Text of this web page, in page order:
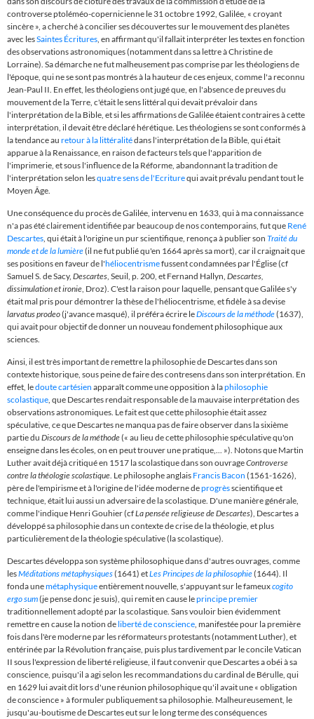
controverse ptoléméo-copernicienne le 31 octobre 1992, Galilée, « croyant
sincère », a cherché à concilier ses découvertes sur le mouvement des planètes
avec lesSaintes Écritures, en affirmant qu'il fallait interpréter les textes en fonction
des observations astronomiques (notamment dans sa lettre à Christine de
Lorraine). Sa démarche ne fut malheusement pas comprise par les théologiens de
l'époque, qui ne se sont pas montrés à la hauteur de ces enjeux, comme l'a reconnu
Jean-Paul II. En effet, les théologiens ont jugé que, en l'absence de preuves du
mouvement de la Terre, c'était le sens littéral qui devait prévaloir dans
l'interprétation de la Bible, et si les affirmations de Galilée étaient contraires à cette
interprétation, il devait être déclaré hérétique. Les théologiens se sont conformés à
la tendance au retour à la littéralitédans l'interprétation de la Bible, qui était
apparue à la Renaissance, en raison de facteurs tels que l'apparition de
l'imprimerie, et sous l'influence de la Réforme, abandonnant la tradition de
l'interprétation selon lesquatre sens de l'Ecriturequi avait prévalu pendant tout le
Moyen Âge.
Une conséquence du procès de Galilée, intervenu en 1633, qui à ma connaissance
n'a pas été clairement identifiée par beaucoup de nos contemporains, fut que René
Descartes, qui était à l'origine un pur scientifique, renonça à publier son Traité du
monde et de la lumière(il ne fut publié qu'en 1664 après sa mort), car il craignait que
ses positions en faveur de l'héliocentrismefussent condamnées par l'Église (cf
Samuel S. de Sacy, Descartes, Seuil, p. 200, et Fernand Hallyn, Descartes,
dissimulation et ironie, Droz). C'est la raison pour laquelle, pensant que Galilée s'y
était mal pris pour démontrer la thèse de l'héliocentrisme, et fidèle à sa devise
larvatus prodeo(j'avance masqué), il préféra écrire leDiscours de la méthode(1637),
qui avait pour objectif de donner un nouveau fondement philosophique aux
sciences.
Ainsi, il est très important de remettre la philosophie de Descartes dans son
contexte historique, sous peine de faire des contresens dans son interprétation. En
effet, ledoute cartésien apparaît comme une opposition à laphilosophie
scolastique, que Descartes rendait responsable de la mauvaise interprétation des
observations astronomiques. Le fait est que cette philosophie était assez
spéculative, ce que Descartes ne manqua pas de faire observer dans la sixième
partie du Discours de la méthode(« au lieu de cette philosophie spéculative qu'on
enseigne dans les écoles, on en peut trouver une pratique,... »). Notons que Martin
Luther avait déjà critiqué en 1517 la scolastique dans son ouvrageControverse
contre la théologie scolastique. Le philosophe anglais Francis Bacon (1561-1626),
père de l'empirisme et à l'origine de l'idée moderne deprogrèsscientifique et
technique, était lui aussi un adversaire de la scolastique. D'une manière générale,
comme l'indique Henri Gouhier (cfLa pensée religieuse de Descartes), Descartes a
développé sa philosophie dans un contexte de crise de la théologie, et plus
particulièrement de la théologie spéculative (la scolastique).
Descartes développa son système philosophique dans d'autres ouvrages, comme
lesMéditations métaphysiques(1641) etLes Principes de la philosophie(1644). Il
fonda unemétaphysiqueentièrement nouvelle, s'appuyant sur le fameuxcogito
ergo sum(je pense donc je suis), qui remit en cause leprincipe premier
traditionnellement adopté par la scolastique. Sans vouloir bien évidemment
remettre en cause la notion de liberté de conscience, manifestée pour la première
fois dans l'ère moderne par les réformateurs protestants (notamment Luther), et
entérinée par la Révolution française, puis plus tardivement par le concile Vatican
II sous l'expression de liberté religieuse, il faut convenir que Descartes a obéi à sa
conscience, puisqu'il a agi selon les recommandations du cardinal de Bérulle, qui
en 1629 lui avait dit lors d'une réunion philosophique qu'il avait une « obligation
de conscience » à formuler publiquement sa philosophie. Malheureusement, le
jusqu'au-boutisme de Descartes eut sur le long terme des conséquences